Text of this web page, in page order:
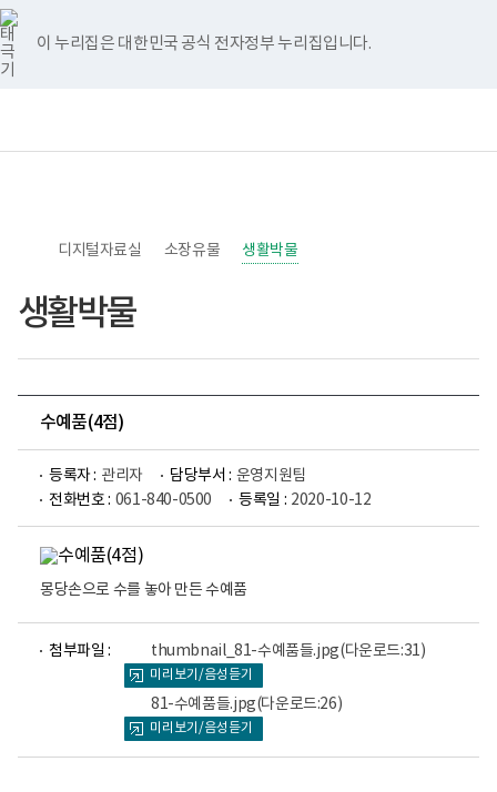
이 누리집은 대한민국 공식 전자정부 누리집입니다.
너
비
767px
이
하
록
원
한
병
물
관
로
고
검
메
홈
>
디지털자료실
>
소장유물
>
생활박물
생활박물
수예품(4점)
등록자 : 관리자 담당부서 : 운영지원팀
전화번호 : 061-840-0500 등록일 : 2020-10-12
몽당손으로 수를 놓아 만든 수예품
첨부파일 : thumbnail_81-수예품들.jpg(다운로드:31)
미리보기/음성듣기
81-수예품들.jpg(다운로드:26)
미리보기/음성듣기
페
이
스
북
유
튜
브
인
스
타
그
램